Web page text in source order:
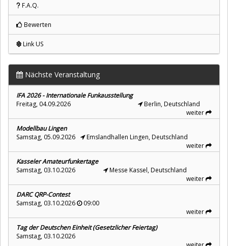
F.A.Q.
Bewerten
Link US
Nächste Veranstaltung
IFA 2026 - Internationale Funkausstellung
Freitag, 04.09.2026
Berlin, Deutschland
weiter
Modellbau Lingen
Samstag, 05.09.2026
Emslandhallen Lingen, Deutschland
weiter
Kasseler Amateurfunkertage
Samstag, 03.10.2026
Messe Kassel, Deutschland
weiter
DARC QRP-Contest
Samstag, 03.10.2026
09:00
weiter
Tag der Deutschen Einheit (Gesetzlicher Feiertag)
Samstag, 03.10.2026